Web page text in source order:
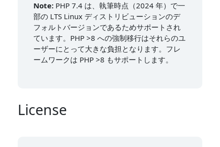
Note: PHP 7.4 は、執筆時点（2024 年）で一
部の LTS Linux ディストリビューションのデ
フォルトバージョンであるためサポートされ
ています。PHP >8 への強制移行はそれらのユ
ーザーにとって大きな負担となります。フレ
ームワークは PHP >8 もサポートします。
License